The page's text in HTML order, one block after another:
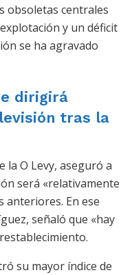
obsoletas centrales
y un déficit
se ha agravado
dirigirá
tras la
la O Levy, aseguró a
será «relativamente
anteriores. En ese
señaló que «hay
su mayor índice de